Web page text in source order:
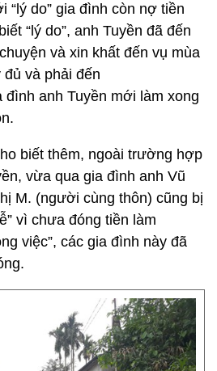
“lý do” gia đình còn nợ tiền
“lý do”, anh Tuyền đã đến
và xin khất đến vụ mùa
và phải đến
đình anh Tuyền mới làm xong
biết thêm, ngoài trường hợp
vừa qua gia đình anh Vũ
M. (người cùng thôn) cũng bị
vì chưa đóng tiền làm
việc”, các gia đình này đã